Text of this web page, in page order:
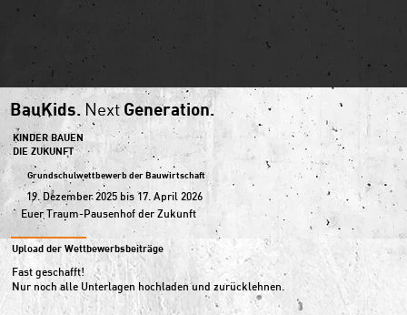
BauKids. NextGeneration.
KINDER BAUEN
DIE ZUKUNFT
Grundschulwettbewerb der Bauwirtschaft
19. Dezember 2025 bis 17. April 2026
Euer Traum-Pausenhof der Zukunft
Upload der Wettbewerbsbeiträge
Fast geschafft!
Nur noch alle Unterlagen hochladen und zurücklehnen.